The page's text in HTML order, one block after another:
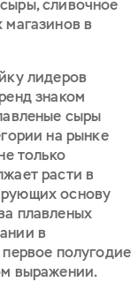
сливочное
в
лидеров
знаком
сыры
на рынке
только
расти в
основу
плавленых
в
полугодие
выражении.